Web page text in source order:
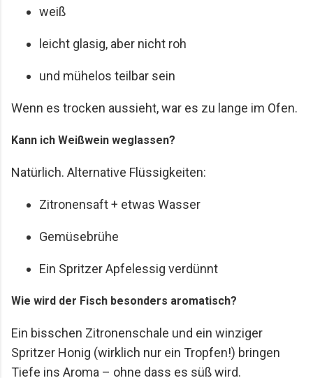
weiß
leicht glasig, aber nicht roh
und mühelos teilbar sein
Wenn es trocken aussieht, war es zu lange im Ofen.
Kann ich Weißwein weglassen?
Natürlich. Alternative Flüssigkeiten:
Zitronensaft + etwas Wasser
Gemüsebrühe
Ein Spritzer Apfelessig verdünnt
Wie wird der Fisch besonders aromatisch?
Ein bisschen Zitronenschale und ein winziger
Spritzer Honig (wirklich nur ein Tropfen!) bringen
Tiefe ins Aroma – ohne dass es süß wird.